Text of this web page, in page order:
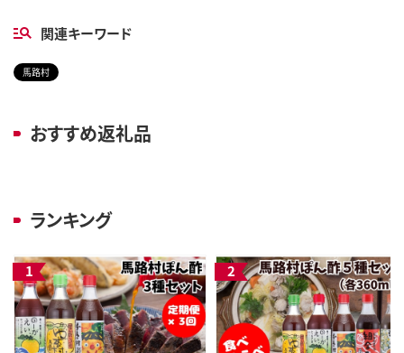
関連キーワード
馬路村
おすすめ返礼品
ランキング